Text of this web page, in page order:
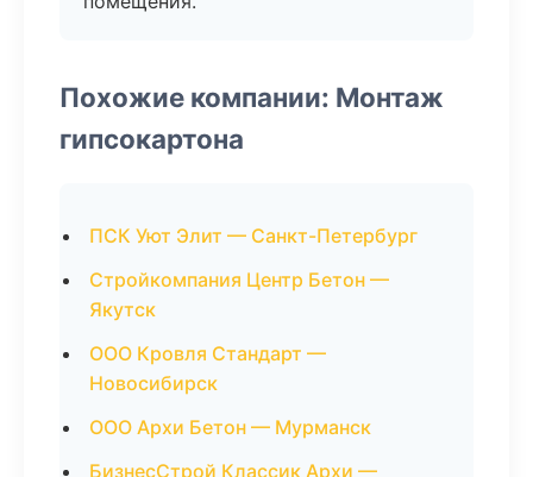
Похожие компании: Монтаж
гипсокартона
ПСК Уют Элит — Санкт-Петербург
Стройкомпания Центр Бетон —
Якутск
ООО Кровля Стандарт —
Новосибирск
ООО Архи Бетон — Мурманск
БизнесСтрой Классик Архи —